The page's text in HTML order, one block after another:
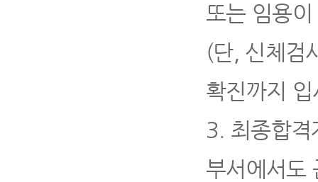
또는 임용
(단, 신체검
확진까지
3. 최종합
부서에서도